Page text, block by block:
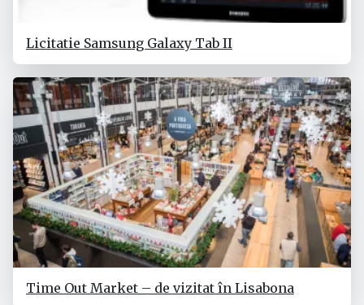
Licitatie Samsung Galaxy Tab II
Time Out Market – de vizitat în Lisabona